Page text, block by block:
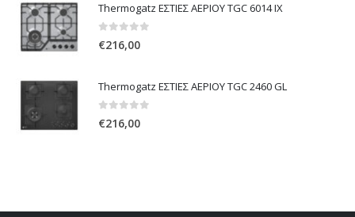
Thermogatz ΕΣΤΙΕΣ ΑΕΡΙΟΥ TGC 6014 IX
0out of 5
€216,00
Thermogatz ΕΣΤΙΕΣ ΑΕΡΙΟΥ TGC 2460 GL
0out of 5
€216,00